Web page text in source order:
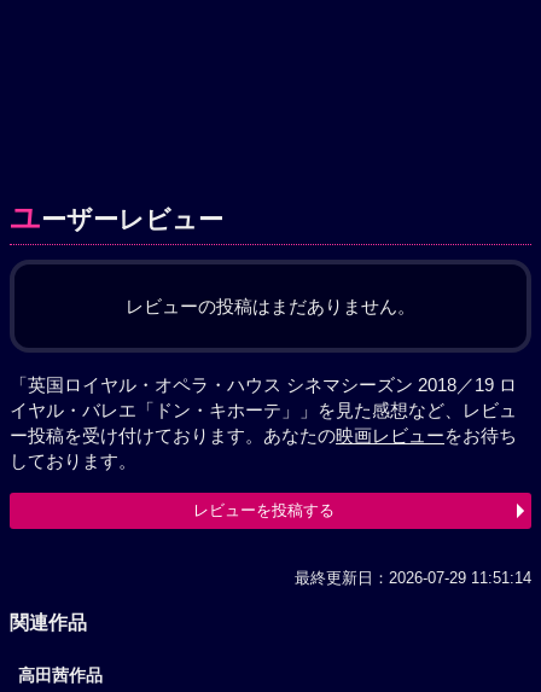
ユーザーレビュー
レビューの投稿はまだありません。
「英国ロイヤル・オペラ・ハウス シネマシーズン 2018／19 ロ
イヤル・バレエ「ドン・キホーテ」」を見た感想など、レビュ
ー投稿を受け付けております。あなたの映画レビューをお待ち
しております。
レビューを投稿する
最終更新日：2026-07-29 11:51:14
関連作品
高田茜作品